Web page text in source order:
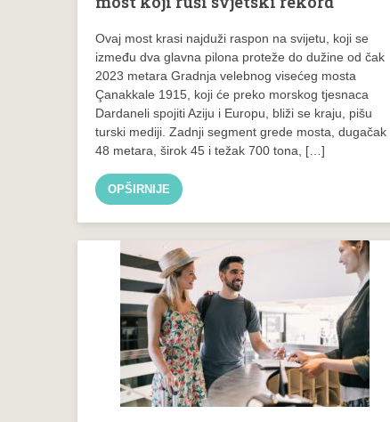
Ovaj most krasi najduži raspon na svijetu, koji se
između dva glavna pilona proteže do dužine od čak
2023 metara Gradnja velebnog visećeg mosta
Çanakkale 1915, koji će preko morskog tjesnaca
Dardaneli spojiti Aziju i Europu, bliži se kraju, pišu
turski mediji. Zadnji segment grede mosta, dugačak
48 metara, širok 45 i težak 700 tona, […]
OPŠIRNIJE